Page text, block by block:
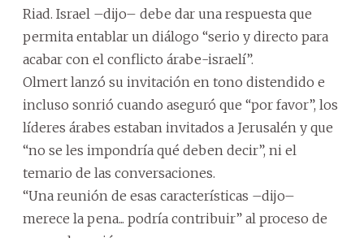
Riad. Israel –dijo– debe dar una respuesta que
permita entablar un diálogo “serio y directo para
acabar con el conflicto árabe-israelí”.
Olmert lanzó su invitación en tono distendido e
incluso sonrió cuando aseguró que “por favor”, los
líderes árabes estaban invitados a Jerusalén y que
“no se les impondría qué deben decir”, ni el
temario de las conversaciones.
“Una reunión de esas características –dijo–
merece la pena... podría contribuir” al proceso de